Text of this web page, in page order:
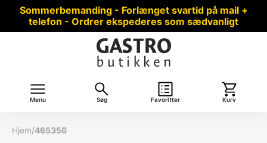
Sommerbemanding - Forlænget svartid på mail +
telefon - Ordrer ekspederes som sædvanligt
Menu Søg Favoritter Kurv
Hjem/465356